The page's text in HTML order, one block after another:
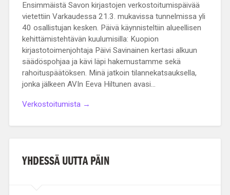
Ensimmäistä Savon kirjastojen verkostoitumispäivää
vietettiin Varkaudessa 21.3. mukavissa tunnelmissa yli
40 osallistujan kesken. Päivä käynnisteltiin alueellisen
kehittämistehtävän kuulumisilla: Kuopion
kirjastotoimenjohtaja Päivi Savinainen kertasi alkuun
säädöspohjaa ja kävi läpi hakemustamme sekä
rahoituspäätöksen. Minä jatkoin tilannekatsauksella,
jonka jälkeen AVIn Eeva Hiltunen avasi…
Verkostoitumista →
YHDESSÄ UUTTA PÄIN